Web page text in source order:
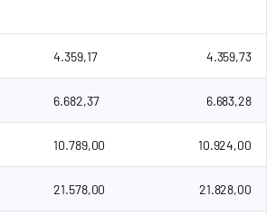
4.359,17 4.359,73
6.682,37 6.683,28
10.789,00 10.924,00
21.578,00 21.828,00